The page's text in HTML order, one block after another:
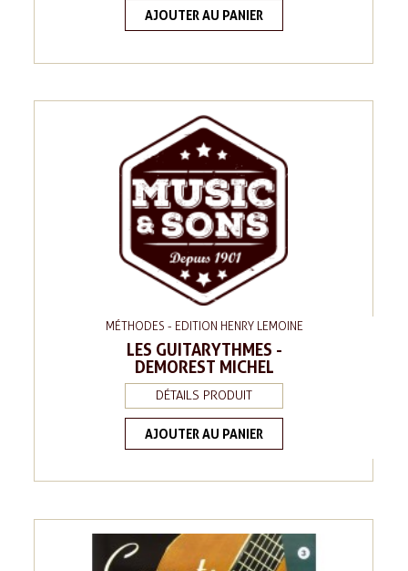
AJOUTER AU PANIER
MÉTHODES - EDITION HENRY LEMOINE
LES GUITARYTHMES -
DEMOREST MICHEL
DÉTAILS PRODUIT
AJOUTER AU PANIER